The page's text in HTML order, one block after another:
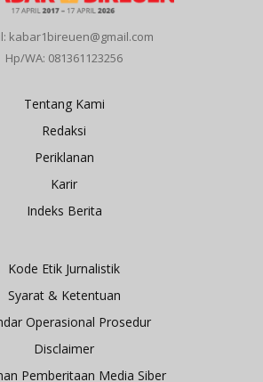
kabar1bireuen@gmail.com
Hp/WA: 081361123256
Tentang Kami
Redaksi
Periklanan
Karir
Indeks Berita
Kode Etik Jurnalistik
Syarat & Ketentuan
Operasional Prosedur
Disclaimer
Pemberitaan Media Siber